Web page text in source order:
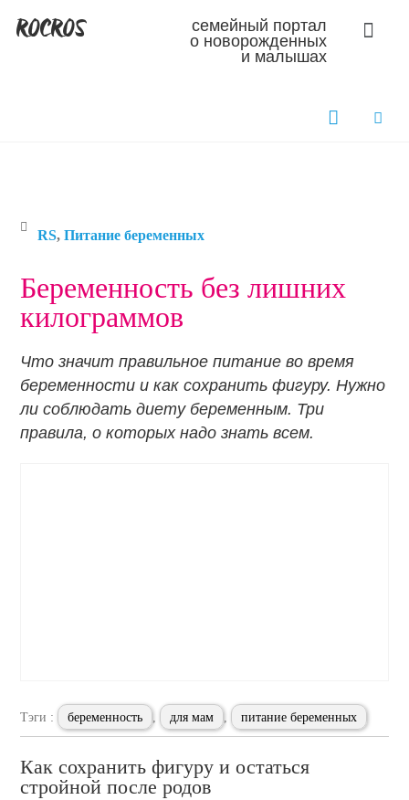
ROCROS
семейный портал
о новорожденных
и малышах
RS,Питание беременных
Беременность без лишних
килограммов
Что значит правильное питание во время
беременности и как сохранить фигуру. Нужно
ли соблюдать диету беременным. Три
правила, о которых надо знать всем.
Тэги : беременность для мам питание беременных
Как сохранить фигуру и остаться
стройной после родов